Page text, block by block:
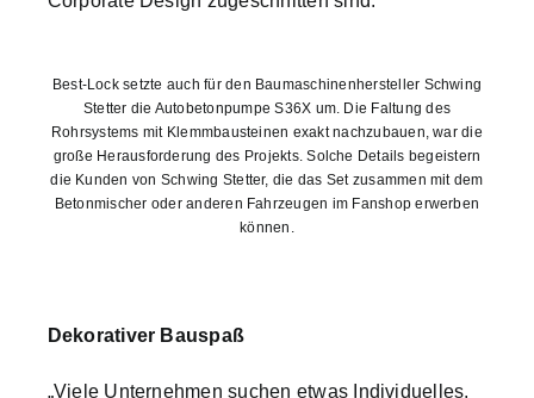
Best-Lock setzte auch für den Baumaschinenhersteller Schwing
Stetter die Autobetonpumpe S36X um. Die Faltung des
Rohrsystems mit Klemmbausteinen exakt nachzubauen, war die
große Herausforderung des Projekts. Solche Details begeistern
die Kunden von Schwing Stetter, die das Set zusammen mit dem
Betonmischer oder anderen Fahrzeugen im Fanshop erwerben
können.
Dekorativer Bauspaß
„Viele Unternehmen suchen etwas Individuelles,